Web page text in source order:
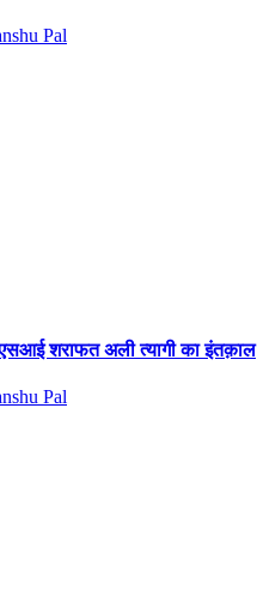
Pal
एसआई शराफत अली त्यागी का इंतक़ाल
Pal